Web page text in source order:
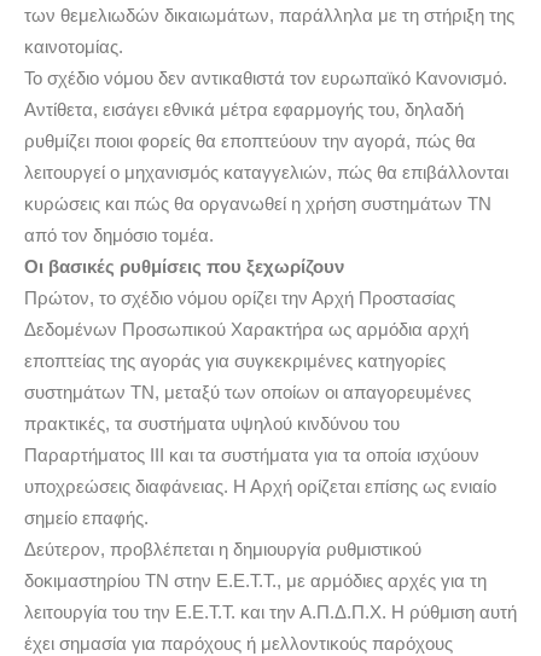
των θεμελιωδών δικαιωμάτων, παράλληλα με τη στήριξη της
καινοτομίας.
Το σχέδιο νόμου δεν αντικαθιστά τον ευρωπαϊκό Κανονισμό.
Αντίθετα, εισάγει εθνικά μέτρα εφαρμογής του, δηλαδή
ρυθμίζει ποιοι φορείς θα εποπτεύουν την αγορά, πώς θα
λειτουργεί ο μηχανισμός καταγγελιών, πώς θα επιβάλλονται
κυρώσεις και πώς θα οργανωθεί η χρήση συστημάτων ΤΝ
από τον δημόσιο τομέα.
Οι βασικές ρυθμίσεις που ξεχωρίζουν
Πρώτον, το σχέδιο νόμου ορίζει την Αρχή Προστασίας
Δεδομένων Προσωπικού Χαρακτήρα ως αρμόδια αρχή
εποπτείας της αγοράς για συγκεκριμένες κατηγορίες
συστημάτων ΤΝ, μεταξύ των οποίων οι απαγορευμένες
πρακτικές, τα συστήματα υψηλού κινδύνου του
Παραρτήματος ΙΙΙ και τα συστήματα για τα οποία ισχύουν
υποχρεώσεις διαφάνειας. Η Αρχή ορίζεται επίσης ως ενιαίο
σημείο επαφής.
Δεύτερον, προβλέπεται η δημιουργία ρυθμιστικού
δοκιμαστηρίου ΤΝ στην Ε.Ε.Τ.Τ., με αρμόδιες αρχές για τη
λειτουργία του την Ε.Ε.Τ.Τ. και την Α.Π.Δ.Π.Χ. Η ρύθμιση αυτή
έχει σημασία για παρόχους ή μελλοντικούς παρόχους